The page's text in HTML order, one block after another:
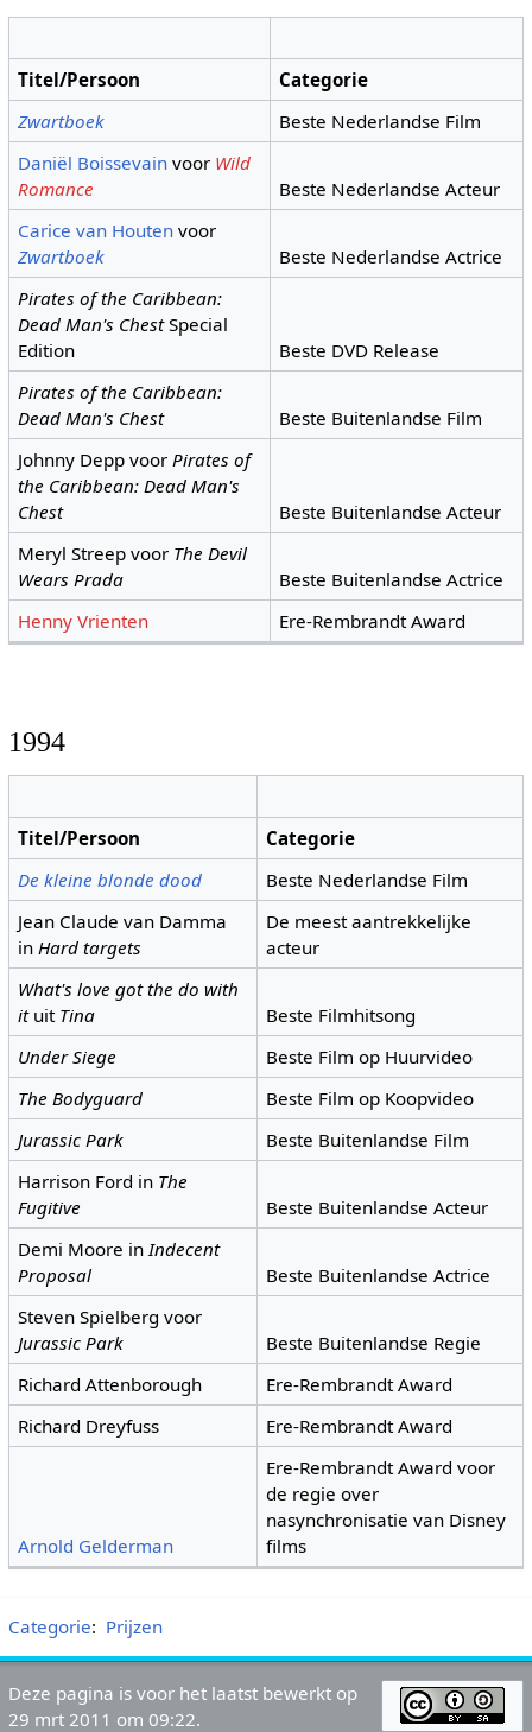
Titel/Persoon
Categorie
Zwartboek
Beste Nederlandse Film
Daniël Boissevain voor Wild
Romance
Beste Nederlandse Acteur
Carice van Houten voor
Zwartboek
Beste Nederlandse Actrice
Pirates of the Caribbean:
Dead Man's ChestSpecial
Edition
Beste DVD Release
Pirates of the Caribbean:
Dead Man's Chest
Beste Buitenlandse Film
Johnny Depp voorPirates of
the Caribbean: Dead Man's
Chest
Beste Buitenlandse Acteur
Meryl Streep voor The Devil
Wears Prada
Beste Buitenlandse Actrice
Henny Vrienten
Ere-Rembrandt Award
1994
Titel/Persoon
Categorie
De kleine blonde dood
Beste Nederlandse Film
Jean Claude van Damma
in Hard targets
De meest aantrekkelijke
acteur
What's love got the do with
ituit Tina
Beste Filmhitsong
Under Siege
Beste Film op Huurvideo
The Bodyguard
Beste Film op Koopvideo
Jurassic Park
Beste Buitenlandse Film
Harrison Ford in The
Fugitive
Beste Buitenlandse Acteur
Demi Moore in Indecent
Proposal
Beste Buitenlandse Actrice
Steven Spielberg voor
Jurassic Park
Beste Buitenlandse Regie
Richard Attenborough
Ere-Rembrandt Award
Richard Dreyfuss
Ere-Rembrandt Award
Arnold Gelderman
Ere-Rembrandt Award voor
de regie over
nasynchronisatie van Disney
films
Categorie: Prijzen
Deze pagina is voor het laatst bewerkt op
29 mrt 2011 om 09:22.